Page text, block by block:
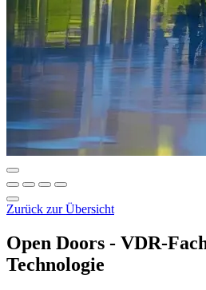
Zurück zur Übersicht
Open Doors - VDR-
Technologie